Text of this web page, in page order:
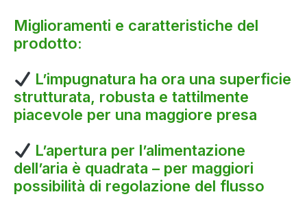
Miglioramenti e caratteristiche del
prodotto:
L’impugnatura ha ora una superficie
strutturata, robusta e tattilmente
piacevole per una maggiore presa
L’apertura per l’alimentazione
dell’aria è quadrata – per maggiori
possibilità di regolazione del flusso